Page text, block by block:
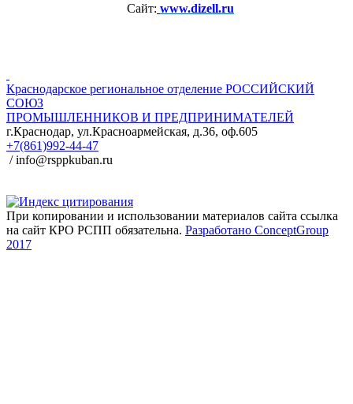
Сайт: www.dizell.ru
Краснодарское региональное отделение РОССИЙСКИЙ
СОЮЗ
ПРОМЫШЛЕННИКОВ И ПРЕДПРИНИМАТЕЛЕЙ
г.Краснодар, ул.Красноармейская, д.36, оф.605
+7(861)992-44-47
/ info@rsppkuban.ru
При копировании и использовании материалов сайта ссылка
на сайт КРО РСПП обязательна. Разработано ConceptGroup
2017